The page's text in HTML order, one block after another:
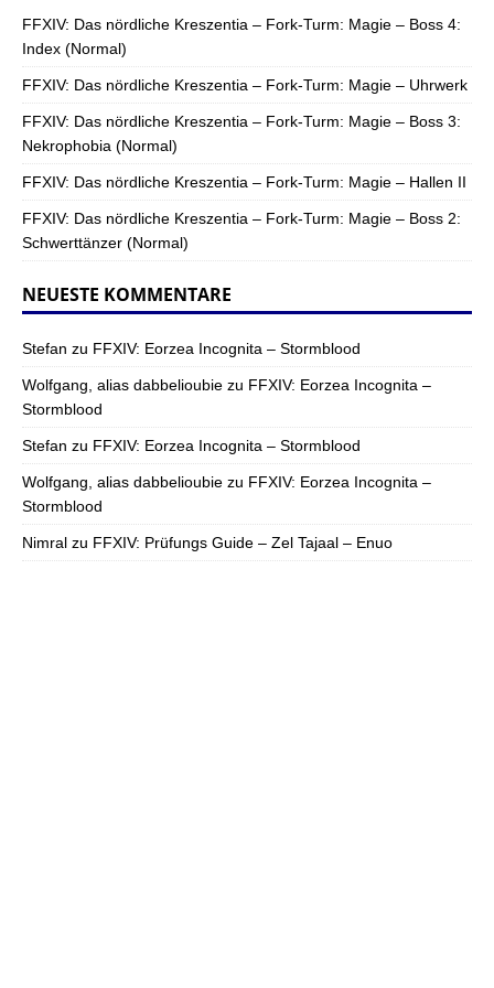
FFXIV: Das nördliche Kreszentia – Fork-Turm: Magie – Boss 4:
Index (Normal)
FFXIV: Das nördliche Kreszentia – Fork-Turm: Magie – Uhrwerk
FFXIV: Das nördliche Kreszentia – Fork-Turm: Magie – Boss 3:
Nekrophobia (Normal)
FFXIV: Das nördliche Kreszentia – Fork-Turm: Magie – Hallen II
FFXIV: Das nördliche Kreszentia – Fork-Turm: Magie – Boss 2:
Schwerttänzer (Normal)
NEUESTE KOMMENTARE
Stefan zu FFXIV: Eorzea Incognita – Stormblood
Wolfgang, alias dabbelioubie zu FFXIV: Eorzea Incognita –
Stormblood
Stefan zu FFXIV: Eorzea Incognita – Stormblood
Wolfgang, alias dabbelioubie zu FFXIV: Eorzea Incognita –
Stormblood
Nimral zu FFXIV: Prüfungs Guide – Zel Tajaal – Enuo